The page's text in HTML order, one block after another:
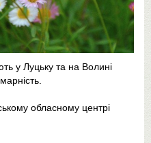
у Луцьку та на Волині
обласному центрі